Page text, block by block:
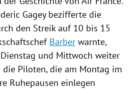
Gageybezifferte die
den Streikauf 10 bis 15
Barber warnte,
und Mittwoch weiter
Piloten, die am Montag im
Ruhepausen einlegen